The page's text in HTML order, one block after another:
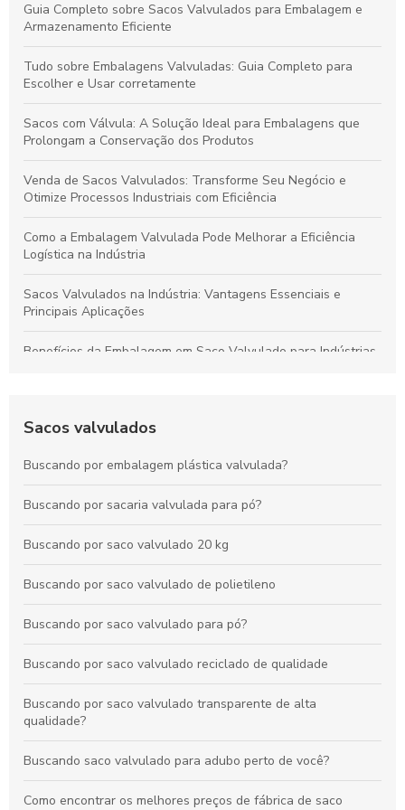
Guia Completo sobre Sacos Valvulados para Embalagem e
Armazenamento Eficiente
Tudo sobre Embalagens Valvuladas: Guia Completo para
Escolher e Usar corretamente
Sacos com Válvula: A Solução Ideal para Embalagens que
Prolongam a Conservação dos Produtos
Venda de Sacos Valvulados: Transforme Seu Negócio e
Otimize Processos Industriais com Eficiência
Como a Embalagem Valvulada Pode Melhorar a Eficiência
Logística na Indústria
Sacos Valvulados na Indústria: Vantagens Essenciais e
Principais Aplicações
Benefícios da Embalagem em Saco Valvulado para Indústrias
Durabilidade, Conservação e Sustentabilidade
Como o Saco com Válvula Transforma o Armazenamento e
Conservação de Produtos
Vantagens dos Sacos com Válvula para Armazenamento
Seguro e Duradouro
Sacos valvulados
Buscando por embalagem plástica valvulada?
Buscando por sacaria valvulada para pó?
Buscando por saco valvulado 20 kg
Buscando por saco valvulado de polietileno
Buscando por saco valvulado para pó?
Buscando por saco valvulado reciclado de qualidade
Buscando por saco valvulado transparente de alta
qualidade?
Buscando saco valvulado para adubo perto de você?
Como encontrar os melhores preços de fábrica de saco